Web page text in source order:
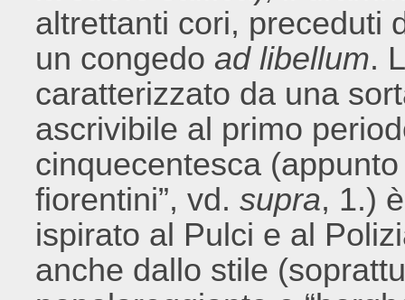
altrettanti cori, preceduti
un congedoad libellum.
caratterizzato da una
ascrivibile al primo
cinquecentesca
fiorentini”, vd.supra, 1.)
ispirato al Pulci e al
anche dallo stile